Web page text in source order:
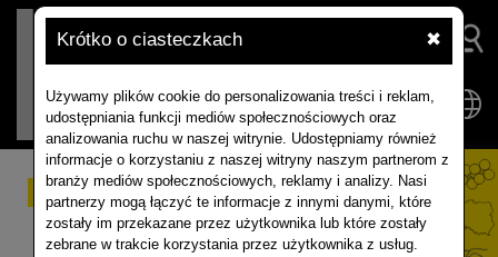
Krótko o ciasteczkach ✖
Używamy plików cookie do personalizowania treści i reklam,
udostępniania funkcji mediów społecznościowych oraz
analizowania ruchu w naszej witrynie. Udostępniamy również
informacje o korzystaniu z naszej witryny naszym partnerom z
branży mediów społecznościowych, reklamy i analizy. Nasi
partnerzy mogą łączyć te informacje z innymi danymi, które
zostały im przekazane przez użytkownika lub które zostały
zebrane w trakcie korzystania przez użytkownika z usług.
RAPOOL XPERIENCE
czerwiec 2025